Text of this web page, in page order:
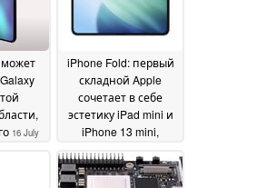
может
16 July
iPhone Fold: первый
складной Apple
сочетает в себе
эстетику iPad mini и
iPhone 13 mini,
слухам26 June 2025